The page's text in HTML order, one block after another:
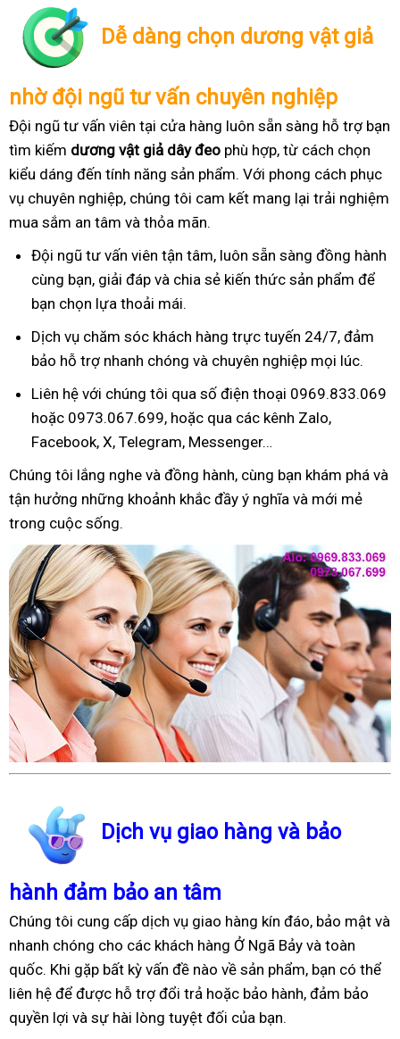
Dễ dàng chọn dương vật giả
nhờ đội ngũ tư vấn chuyên nghiệp
Đội ngũ tư vấn viên tại cửa hàng luôn sẵn sàng hỗ trợ bạn
tìm kiếm dương vật giả dây đeo phù hợp, từ cách chọn
kiểu dáng đến tính năng sản phẩm. Với phong cách phục
vụ chuyên nghiệp, chúng tôi cam kết mang lại trải nghiệm
mua sắm an tâm và thỏa mãn.
Đội ngũ tư vấn viên tận tâm, luôn sẵn sàng đồng hành
cùng bạn, giải đáp và chia sẻ kiến thức sản phẩm để
bạn chọn lựa thoải mái.
Dịch vụ chăm sóc khách hàng trực tuyến 24/7, đảm
bảo hỗ trợ nhanh chóng và chuyên nghiệp mọi lúc.
Liên hệ với chúng tôi qua số điện thoại 0969.833.069
hoặc 0973.067.699, hoặc qua các kênh Zalo,
Facebook, X, Telegram, Messenger…
Chúng tôi lắng nghe và đồng hành, cùng bạn khám phá và
tận hưởng những khoảnh khắc đầy ý nghĩa và mới mẻ
trong cuộc sống.
Dịch vụ giao hàng và bảo
hành đảm bảo an tâm
Chúng tôi cung cấp dịch vụ giao hàng kín đáo, bảo mật và
nhanh chóng cho các khách hàng Ở Ngã Bảy và toàn
quốc. Khi gặp bất kỳ vấn đề nào về sản phẩm, bạn có thể
liên hệ để được hỗ trợ đổi trả hoặc bảo hành, đảm bảo
quyền lợi và sự hài lòng tuyệt đối của bạn.